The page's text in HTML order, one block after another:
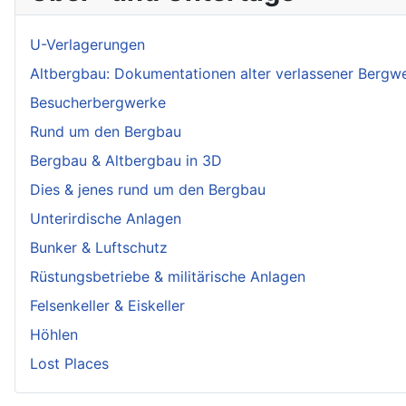
U-Verlagerungen
Altbergbau: Dokumentationen alter verlassener
Besucherbergwerke
Rund um den Bergbau
Bergbau & Altbergbau in 3D
Dies & jenes rund um den Bergbau
Unterirdische Anlagen
Bunker & Luftschutz
Rüstungsbetriebe & militärische Anlagen
Felsenkeller & Eiskeller
Höhlen
Lost Places